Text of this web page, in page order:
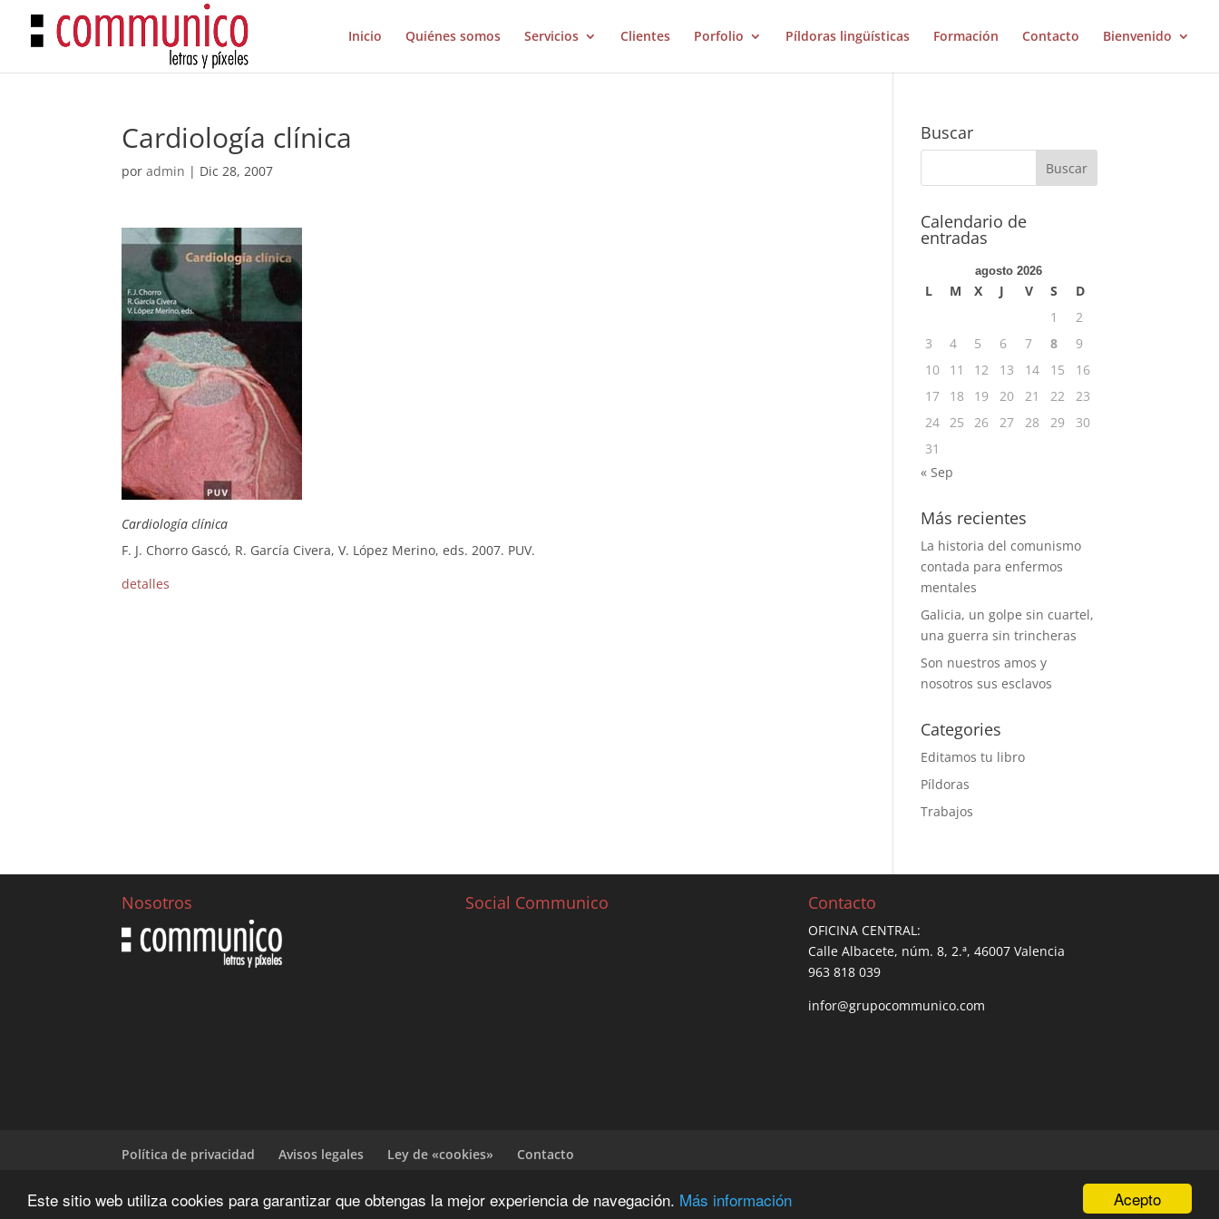
Acepto
Este sitio web utiliza cookies para garantizar que obtengas la mejor experiencia de navegación. Más información
Inicio Quiénes somos Servicios Clientes Porfolio Píldoras lingüísticas Formación Contacto Bienvenido
Cardiología clínica
poradmin | Dic 28, 2007
Cardiología clínica
F. J. Chorro Gascó, R. García Civera, V. López Merino, eds. 2007. PUV.
detalles
Buscar
Calendario de
entradas
agosto 2026
L M X J V S
D
1
2
3
4 5 6 7 8
9
10
11 12 13 14 15
16
17
18 19 20 21 22
23
24 25 26 27 28 29
30
31
« Sep
Más recientes
La historia del comunismo
contada para enfermos
mentales
Galicia, un golpe sin cuartel,
una guerra sin trincheras
Son nuestros amos y
nosotros sus esclavos
Categories
Editamos tu libro
Píldoras
Trabajos
Nosotros Social Communico Contacto
OFICINA CENTRAL:
Calle Albacete, núm. 8, 2.ª, 46007 Valencia
963 818 039
infor@grupocommunico.com
Política de privacidad Avisos legales Ley de «cookies» Contacto
Diseñado y desarrrollado por | CIENWEBS.ORG